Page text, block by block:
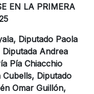
EN LA PRIMERA
Diputado Paola
Andrea
Pía Chiacchio
Diputado
Omar Guillón,